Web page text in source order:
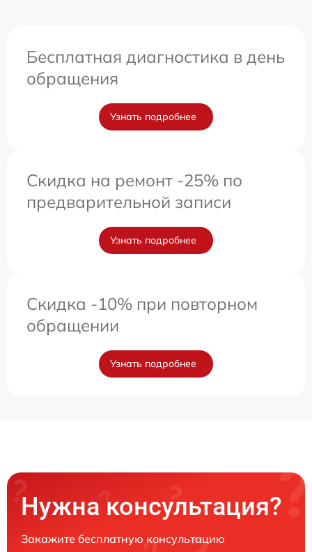
Бесплатная диагностика в день
обращения
Узнать подробнее
Скидка на ремонт -25% по
предварительной записи
Узнать подробнее
Скидка -10% при повторном
обращении
Узнать подробнее
Нужна консультация?
Закажите бесплатную консультацию